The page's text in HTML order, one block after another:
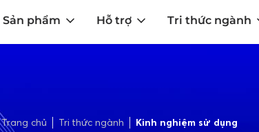
Sản phẩm Hỗ trợ Tri thức ngành
Trang chủ Tri thức ngành Kinh nghiệm sử dụng